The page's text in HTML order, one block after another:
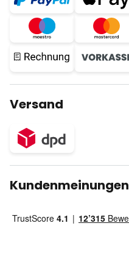
Versand
Kundenmeinungen